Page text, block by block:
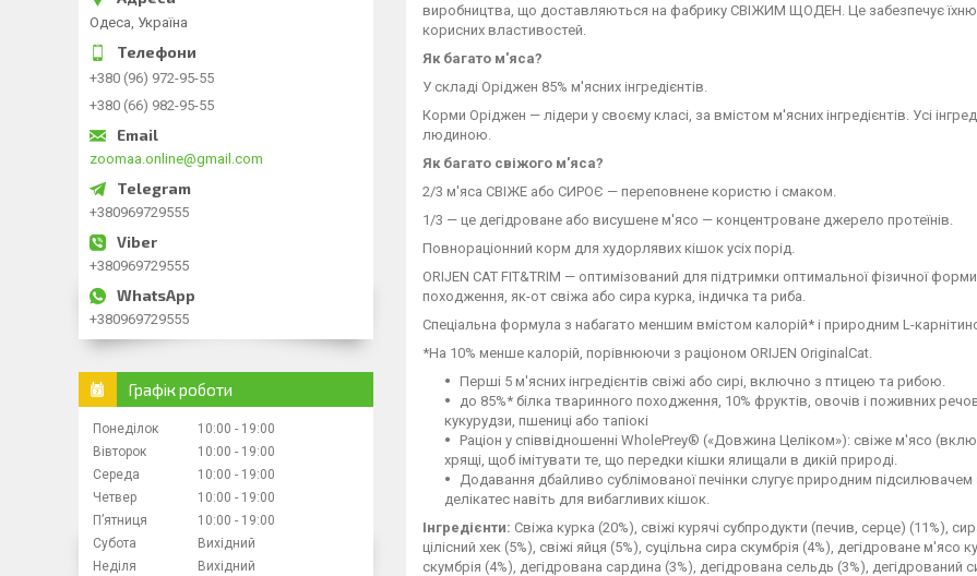
виробництва, що доставляються на фабрику СВІЖИМ ЩОДЕН. Це забезпечує їхню
корисних властивостей.
Як багато м'яса?
У складі Оріджен 85% м'ясних інгредієнтів.
Корми Оріджен — лідери у своєму класі, за вмістом м'ясних інгредієнтів. Усі
людиною.
Як багато свіжого м'яса?
2/3 м'яса СВІЖЕ або СИРОЄ — переповнене користю і смаком.
1/3 — це дегідроване або висушене м'ясо — концентроване джерело протеїнів.
Повнораціонний корм для худорлявих кішок усіх порід.
ORIJEN CAT FIT&TRIM — оптимізований для підтримки оптимальної фізичної
походження, як-от свіжа або сира курка, індичка та риба.
Спеціальна формула з набагато меншим вмістом калорій* і природним L-
*На 10% менше калорій, порівнюючи з раціоном ORIJEN OriginalCat.
Перші 5 м'ясних інгредієнтів свіжі або сирі, включно з птицею та рибою.
до 85%* білка тваринного походження, 10% фруктів, овочів і поживних
кукурудзи, пшениці або тапіокі
Раціон у співвідношенні WholePrey® («Довжина Целіком»): свіже м'ясо
хрящі, щоб імітувати те, що передки кішки ялищали в дикій природі.
Додавання дбайливо сублімованої печінки слугує природним
делікатес навіть для вибагливих кішок.
Інгредієнти: Свіжа курка (20%), свіжі курячі субпродукти (печив, серце) (11%),
цілісний хек (5%), свіжі яйця (5%), суцільна сира скумбрія (4%), дегідроване
скумбрія (4%), дегідрована сардина (3%), дегідрована сельдь (3%), дегідрований
Одеса, Україна
+380 (96) 972-95-55
+380 (66) 982-95-55
zoomaa.online@gmail.com
+380969729555
+380969729555
+380969729555
Графік роботи
Понеділок 10:00
19:00
Вівторок
10:00
19:00
Середа
10:00
19:00
Четвер
10:00
19:00
Пʼятниця
10:00
19:00
Субота
Вихідний
Неділя
Вихідний